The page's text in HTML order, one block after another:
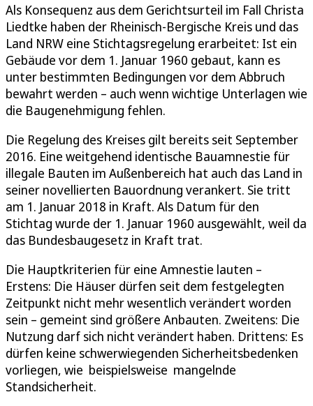
Als Konsequenz aus dem Gerichtsurteil im Fall Christa
Liedtke haben der Rheinisch-Bergische Kreis und das
Land NRW eine Stichtagsregelung erarbeitet: Ist ein
Gebäude vor dem 1. Januar 1960 gebaut, kann es
unter bestimmten Bedingungen vor dem Abbruch
bewahrt werden – auch wenn wichtige Unterlagen wie
die Baugenehmigung fehlen.
Die Regelung des Kreises gilt bereits seit September
2016. Eine weitgehend identische Bauamnestie für
illegale Bauten im Außenbereich hat auch das Land in
seiner novellierten Bauordnung verankert. Sie tritt
am 1. Januar 2018 in Kraft. Als Datum für den
Stichtag wurde der 1. Januar 1960 ausgewählt, weil da
das Bundesbaugesetz in Kraft trat.
Die Hauptkriterien für eine Amnestie lauten –
Erstens: Die Häuser dürfen seit dem festgelegten
Zeitpunkt nicht mehr wesentlich verändert worden
sein – gemeint sind größere Anbauten. Zweitens: Die
Nutzung darf sich nicht verändert haben. Drittens: Es
dürfen keine schwerwiegenden Sicherheitsbedenken
vorliegen, wie beispielsweise mangelnde
Standsicherheit.